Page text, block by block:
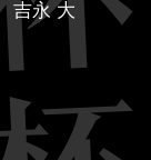
吉永 大